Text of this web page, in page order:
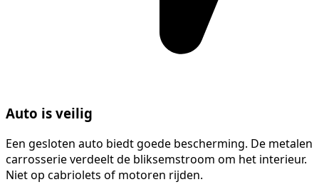
Auto is veilig
Een gesloten auto biedt goede bescherming. De metalen
carrosserie verdeelt de bliksemstroom om het interieur.
Niet op cabriolets of motoren rijden.